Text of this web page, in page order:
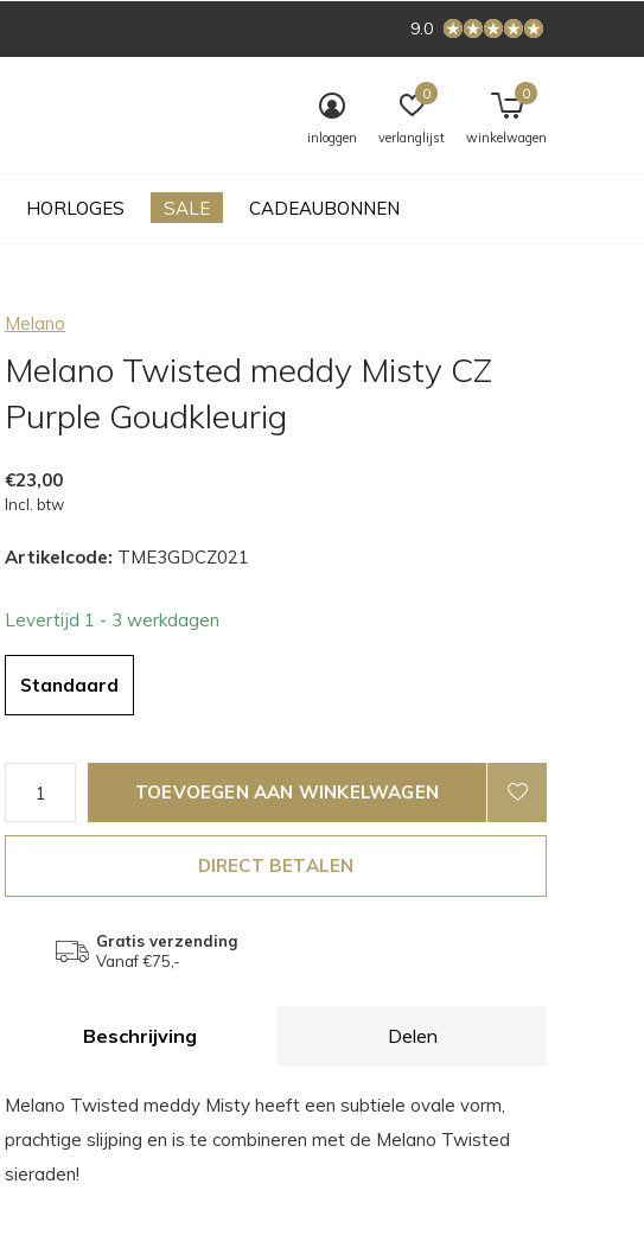
HORLOGES SALE CADEAUBONNEN
inloggen verlanglijst
0
winkelwagen
0
9.0
Melano
Melano Twisted meddy Misty CZ
Purple Goudkleurig
€23,00
Incl. btw
Artikelcode: TME3GDCZ021
Levertijd 1 - 3 werkdagen
Standaard
TOEVOEGEN AAN WINKELWAGEN
DIRECT BETALEN
Gratis verzending
Vanaf €75,-
Beschrijving Delen
Melano Twisted meddy Misty heeft een subtiele ovale vorm,
prachtige slijping en is te combineren met de Melano Twisted
sieraden!